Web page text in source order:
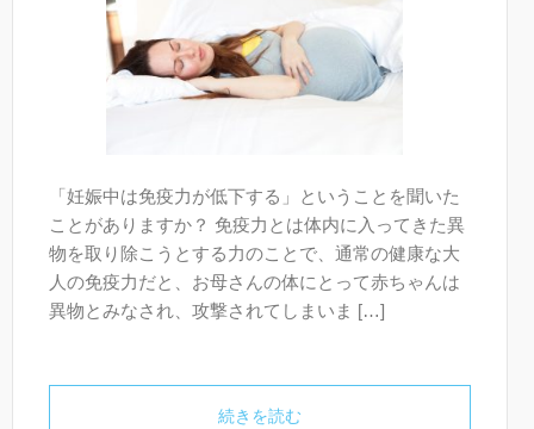
「妊娠中は免疫力が低下する」ということを聞いた
ことがありますか？ 免疫力とは体内に入ってきた異
物を取り除こうとする力のことで、通常の健康な大
人の免疫力だと、お母さんの体にとって赤ちゃんは
異物とみなされ、攻撃されてしまいま […]
続きを読む